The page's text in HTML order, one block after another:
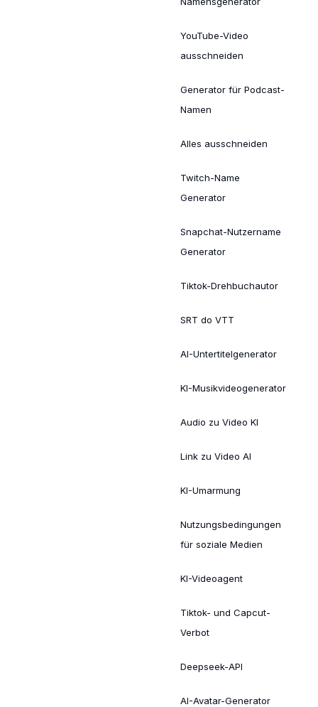
YouTube-Video
ausschneiden
Generator für Podcast-
Namen
Alles ausschneiden
Twitch-Name
Generator
Snapchat-Nutzername
Generator
Tiktok-Drehbuchautor
SRT do VTT
AI-Untertitelgenerator
KI-Musikvideogenerator
Audio zu Video KI
Link zu Video AI
KI-Umarmung
Nutzungsbedingungen
für soziale Medien
KI-Videoagent
Tiktok- und Capcut-
Verbot
Deepseek-API
AI-Avatar-Generator